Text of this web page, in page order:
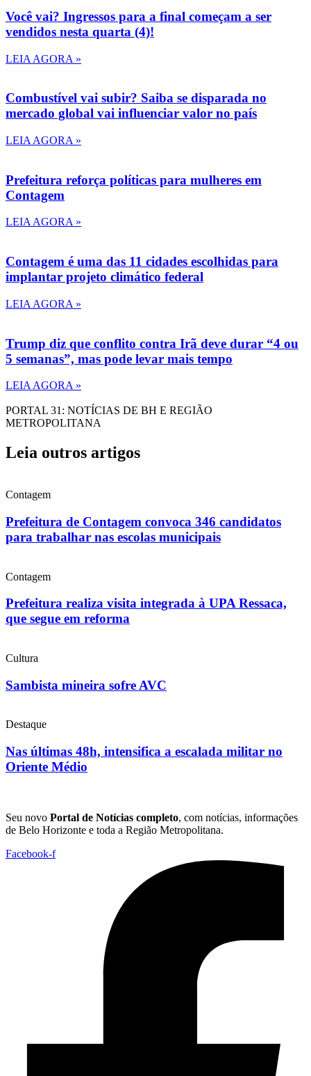
Você vai? Ingressos para a final começam a ser
vendidos nesta quarta (4)!
LEIA AGORA »
Combustível vai subir? Saiba se disparada no
mercado global vai influenciar valor no país
LEIA AGORA »
Prefeitura reforça políticas para mulheres em
Contagem
LEIA AGORA »
Contagem é uma das 11 cidades escolhidas para
implantar projeto climático federal
LEIA AGORA »
Trump diz que conflito contra Irã deve durar “4 ou
5 semanas”, mas pode levar mais tempo
LEIA AGORA »
PORTAL 31: NOTÍCIAS DE BH E REGIÃO
METROPOLITANA
Leia outros artigos
Contagem
Prefeitura de Contagem convoca 346 candidatos
para trabalhar nas escolas municipais
Contagem
Prefeitura realiza visita integrada à UPA Ressaca,
que segue em reforma
Cultura
Sambista mineira sofre AVC
Destaque
Nas últimas 48h, intensifica a escalada militar no
Oriente Médio
Seu novo Portal de Notícias completo, com notícias, informações
de Belo Horizonte e toda a Região Metropolitana.
Facebook-f